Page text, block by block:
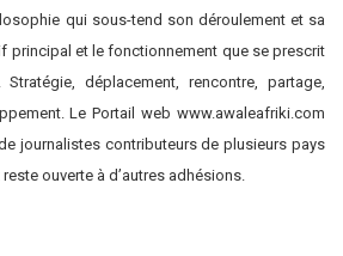
qui sous-tend son déroulement et sa
principal et le fonctionnement que se prescrit
déplacement, rencontre, partage,
Le Portail web www.awaleafriki.com
journalistes contributeurs de plusieurs pays
ouverte à d’autres adhésions.